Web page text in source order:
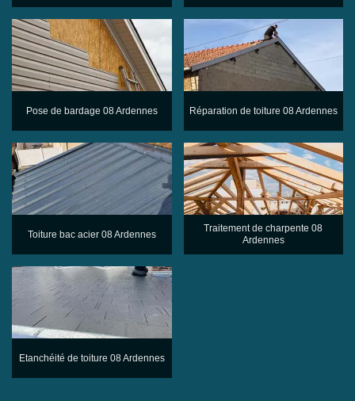
Pose de bardage 08 Ardennes Réparation de toiture 08 Ardennes
Toiture bac acier 08 Ardennes
Traitement de charpente 08
Ardennes
Etanchéité de toiture 08 Ardennes